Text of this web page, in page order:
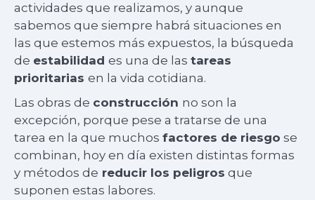
actividades que realizamos, y aunque
sabemos que siempre habrá situaciones en
las que estemos más expuestos, la búsqueda
de estabilidad es una de las tareas
prioritarias en la vida cotidiana.
Las obras de construcción no son la
excepción, porque pese a tratarse de una
tarea en la que muchos factores de riesgo se
combinan, hoy en día existen distintas formas
y métodos de reducir los peligros que
suponen estas labores.